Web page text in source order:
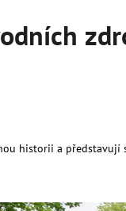
historii a představují